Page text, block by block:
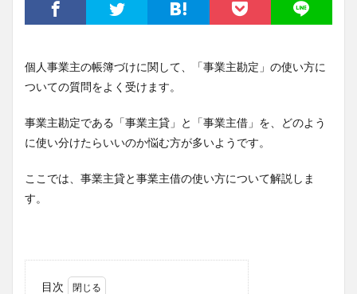
個人事業主の帳簿づけに関して、「事業主勘定」の使い方に
ついての質問をよく受けます。
事業主勘定である「事業主貸」と「事業主借」を、どのよう
に使い分けたらいいのか悩む方が多いようです。
ここでは、事業主貸と事業主借の使い方について解説しま
す。
目次